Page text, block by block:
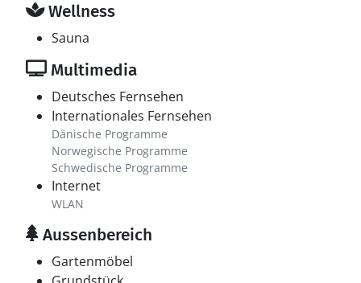
Wellness
Sauna
Multimedia
Deutsches Fernsehen
Internationales Fernsehen
Dänische Programme
Norwegische Programme
Schwedische Programme
Internet
WLAN
Aussenbereich
Gartenmöbel